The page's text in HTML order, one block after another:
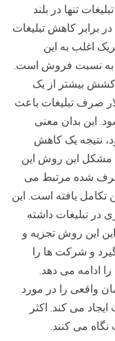
تنها در بلند
برابر کاهش تبلیغات
اغلب به این
به نسبت فروش است.
کشش بیشتر از یک
صرف تبلیغات باعث
این بدان معنی
نتیجه یک کاهش
مشکل این روش این
صرف شده مرتبط می
تکامل یافته است. این
در تبلیغات داشته
این روش تجزیه و
و شرکت ها را
ادامه می دهد.
واقعی را در مورد
می کند. اکثر
می کنند.